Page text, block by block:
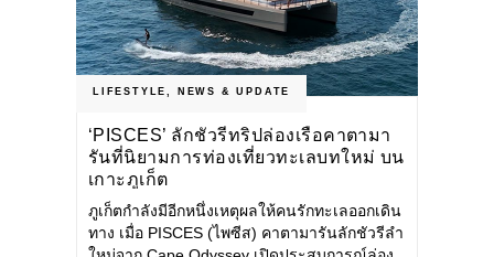
LIFESTYLE, NEWS & UPDATE
‘PISCES’ ลักชัวรีทริปล่องเรือคาตามา
รันที่นิยามการท่องเที่ยวทะเลบทใหม่ บน
เกาะภูเก็ต
ภูเก็ตกำลังมีอีกหนึ่งเหตุผลให้คนรักทะเลออกเดิน
ทาง เมื่อ PISCES (ไพซีส) คาตามารันลักชัวรีลำ